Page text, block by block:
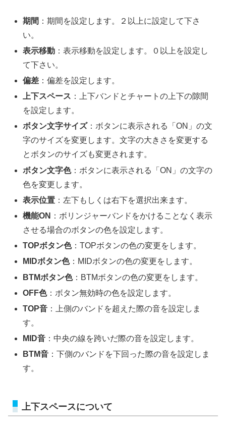
期間 ：期間を設定します。２以上に設定して下さ
い。
表示移動 ：表示移動を設定します。０以上を設定し
て下さい。
偏差 ：偏差を設定します。
上下スペース ：上下バンドとチャートの上下の隙間
を設定します。
ボタン文字サイズ ：ボタンに表示される「ON」の文
字のサイズを変更します。文字の大きさを変更する
とボタンのサイズも変更されます。
ボタン文字色：ボタンに表示される「ON」の文字の
色を変更します。
表示位置 ：左下もしくは右下を選択出来ます。
機能ON ：ボリンジャーバンドをかけることなく表示
させる場合のボタンの色を設定します。
TOPボタン色：TOPボタンの色の変更をします。
MIDボタン色：MIDボタンの色の変更をします。
BTMボタン色：BTMボタンの色の変更をします。
OFF色：ボタン無効時の色を設定します。
TOP音 ：上側のバンドを超えた際の音を設定しま
す。
MID音 ：中央の線を跨いだ際の音を設定します。
BTM音 ：下側のバンドを下回った際の音を設定しま
す。
上下スペースについて